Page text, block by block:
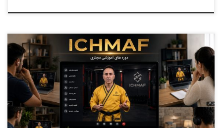
دوره کارورزی ( مربیگری عملی ) درجه ۳ الی درجه ۱
بخش آقایان مدرس : اکبر حیدریممتحن : مرتضی فرنادمسئول
برگزاری : شاهرخ عظیمیتاریخ برگزاری : ۲ خرداد ۱۴۰۴
بخش بانوان مدرس و ممتحن : آزیتا موسویمسئول برگزاری : هانیه
مطلبیتاریخ برگزاری : ۱ خرداد ۱۴۰۴ برگزاری دوره فنی کمربند
مشکی دان ۱ الی […]